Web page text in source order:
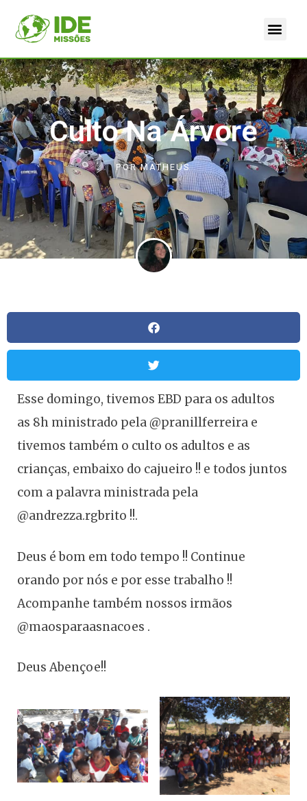
Culto Na Árvore
PORMATHEUS
Esse domingo, tivemos EBD para os adultos
as 8h ministrado pela @pranillferreira e
tivemos também o culto os adultos e as
crianças, embaixo do cajueiro !! e todos juntos
com a palavra ministrada pela
@andrezza.rgbrito !!.
Deus é bom em todo tempo !! Continue
orando por nós e por esse trabalho !!
Acompanhe também nossos irmãos
@maosparaasnacoes .
Deus Abençoe!!